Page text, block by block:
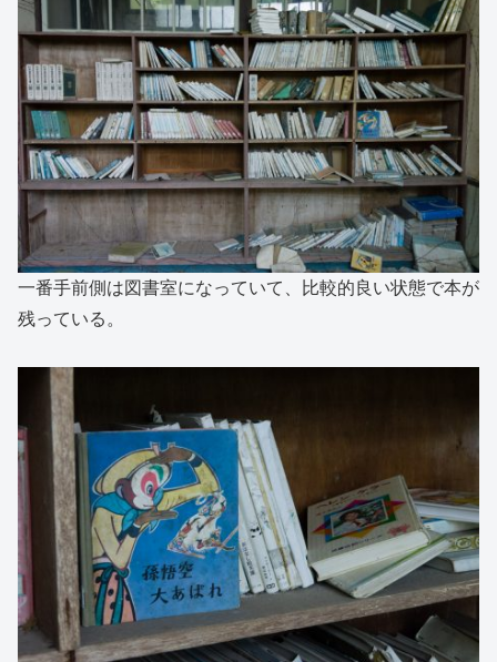
一番手前側は図書室になっていて、比較的良い状態で本が
残っている。